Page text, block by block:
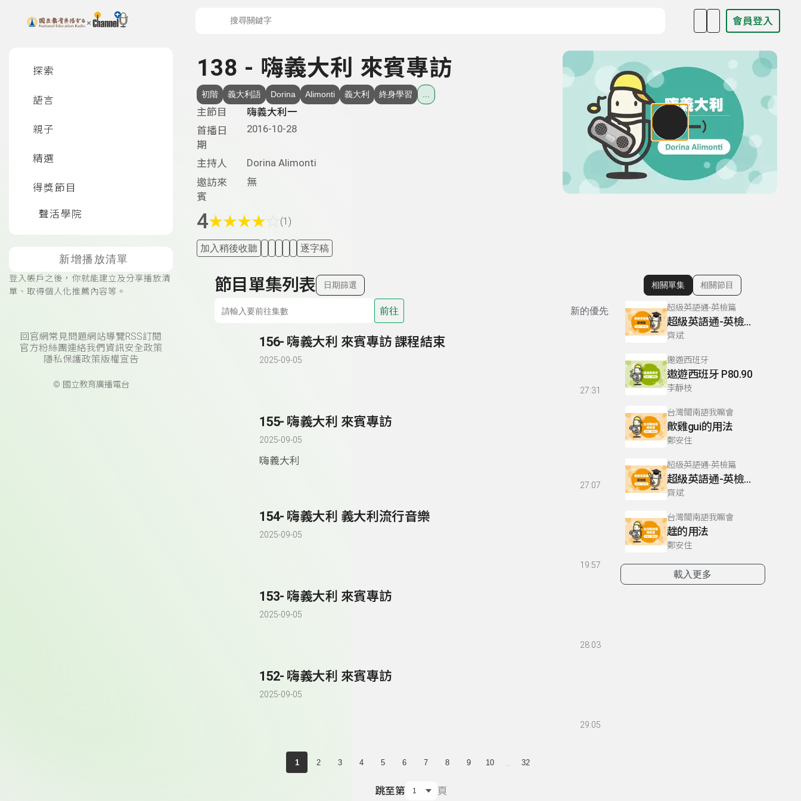
上方功能區塊 會員登入
探索
語言
親子
精選
得獎節目
聲活學院
新增播放清單
登入帳戶之後，你就能建立及分享播放清
單、取得個人化推薦內容等。
回官網常見問題網站導覽RSS訂閱
官方粉絲團連絡我們 資訊安全政策
隱私保護政策版權宣告
© 國立教育廣播電台
138 - 嗨義大利 來賓專訪
初階 義大利語 Dorina Alimonti 義大利 終身學習
主節目
嗨義大利一
首播日
期
2016-10-28
主持人
Dorina Alimonti
邀訪來
賓
無
4★★★★ (1)
加入稍後收聽 逐字稿
節目單集列表 日期篩選
前往 新的優先
156- 嗨義大利 來賓專訪 課程結束
2025-09-05
27:31
155- 嗨義大利 來賓專訪
2025-09-05
嗨義大利
27:07
154- 嗨義大利 義大利流行音樂
2025-09-05
19:57
153- 嗨義大利 來賓專訪
2025-09-05
28:03
152- 嗨義大利 來賓專訪
2025-09-05
29:05
1 2 3 4 5 6 7 8 9 10 32
跳至第 頁
顯示相關單集
相關單集 相關節目
超級英語通-英檢篇
超級英語通-英檢篇 083 Cloze Test/段落填空-13
齊斌
遨遊西班牙
遨遊西班牙 P80.90
李靜枝
台灣閩南語我嘛會
歕雞gui的用法
鄭安住
超級英語通-英檢篇
超級英語通-英檢篇 035 Weekend Trip- 週末旅遊
齊斌
台灣閩南語我嘛會
趖的用法
鄭安住
載入更多